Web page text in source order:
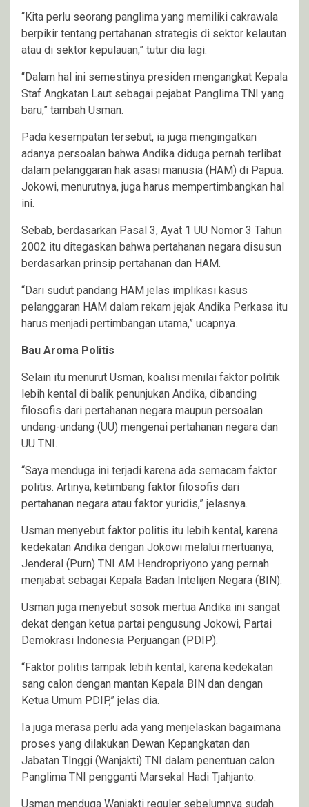
“Kita perlu seorang panglima yang memiliki cakrawala
berpikir tentang pertahanan strategis di sektor kelautan
atau di sektor kepulauan,” tutur dia lagi.
“Dalam hal ini semestinya presiden mengangkat Kepala
Staf Angkatan Laut sebagai pejabat Panglima TNI yang
baru,” tambah Usman.
Pada kesempatan tersebut, ia juga mengingatkan
adanya persoalan bahwa Andika diduga pernah terlibat
dalam pelanggaran hak asasi manusia (HAM) di Papua.
Jokowi, menurutnya, juga harus mempertimbangkan hal
ini.
Sebab, berdasarkan Pasal 3, Ayat 1 UU Nomor 3 Tahun
2002 itu ditegaskan bahwa pertahanan negara disusun
berdasarkan prinsip pertahanan dan HAM.
“Dari sudut pandang HAM jelas implikasi kasus
pelanggaran HAM dalam rekam jejak Andika Perkasa itu
harus menjadi pertimbangan utama,” ucapnya.
Bau Aroma Politis
Selain itu menurut Usman, koalisi menilai faktor politik
lebih kental di balik penunjukan Andika, dibanding
filosofis dari pertahanan negara maupun persoalan
undang-undang (UU) mengenai pertahanan negara dan
UU TNI.
“Saya menduga ini terjadi karena ada semacam faktor
politis. Artinya, ketimbang faktor filosofis dari
pertahanan negara atau faktor yuridis,” jelasnya.
Usman menyebut faktor politis itu lebih kental, karena
kedekatan Andika dengan Jokowi melalui mertuanya,
Jenderal (Purn) TNI AM Hendropriyono yang pernah
menjabat sebagai Kepala Badan Intelijen Negara (BIN).
Usman juga menyebut sosok mertua Andika ini sangat
dekat dengan ketua partai pengusung Jokowi, Partai
Demokrasi Indonesia Perjuangan (PDIP).
“Faktor politis tampak lebih kental, karena kedekatan
sang calon dengan mantan Kepala BIN dan dengan
Ketua Umum PDIP,” jelas dia.
Ia juga merasa perlu ada yang menjelaskan bagaimana
proses yang dilakukan Dewan Kepangkatan dan
Jabatan TInggi (Wanjakti) TNI dalam penentuan calon
Panglima TNI pengganti Marsekal Hadi Tjahjanto.
Usman menduga Wanjakti reguler sebelumnya sudah